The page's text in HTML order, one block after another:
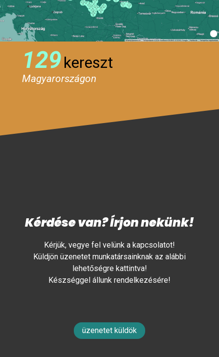
129kereszt
Magyarországon
Kérdése van? Írjon nekünk!
Kérjük, vegye fel velünk a kapcsolatot!
Küldjön üzenetet munkatársainknak az alábbi
lehetőségre kattintva!
Készséggel állunk rendelkezésére!
üzenetet küldök